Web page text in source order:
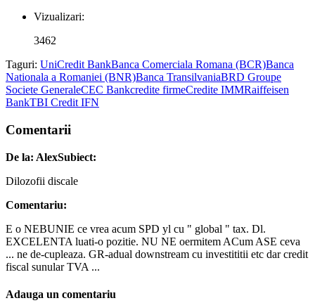
Vizualizari:
3462
Taguri: UniCredit BankBanca Comerciala Romana (BCR)Banca
Nationala a Romaniei (BNR)Banca TransilvaniaBRD Groupe
Societe GeneraleCEC Bankcredite firmeCredite IMMRaiffeisen
BankTBI Credit IFN
Comentarii
De la: AlexSubiect:
Dilozofii discale
Comentariu:
E o NEBUNIE ce vrea acum SPD yl cu " global " tax. Dl.
EXCELENTA luati-o pozitie. NU NE oermitem ACum ASE ceva
... ne de-cupleaza. GR-adual downstream cu investititii etc dar credit
fiscal sunular TVA ...
Adauga un comentariu